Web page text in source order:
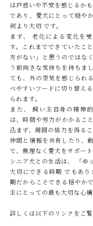
は戸惑いや不安を感じるか
であり、愛犬にとって穏や
何より大切 です。
まず、 老化による変化を
す。これまでできていたこ
方がない」と思うのではな
う前向きな気持ちを持ちま
ても、外の空気を感じられ
べやすいフードに切り替え
られます。
また、 飼い主自身の精神
は、時間や労力がかかるこ
込まず、周囲の協力を得る
仲間と情報を共有したり、
で、無理なく愛犬をサポート
シニア犬との生活は、 「ゆ
大切にできる時期 でもあ
期だからこそできる穏やか
主にとっての最も大切な心
詳しくは以下のリンクをご覧